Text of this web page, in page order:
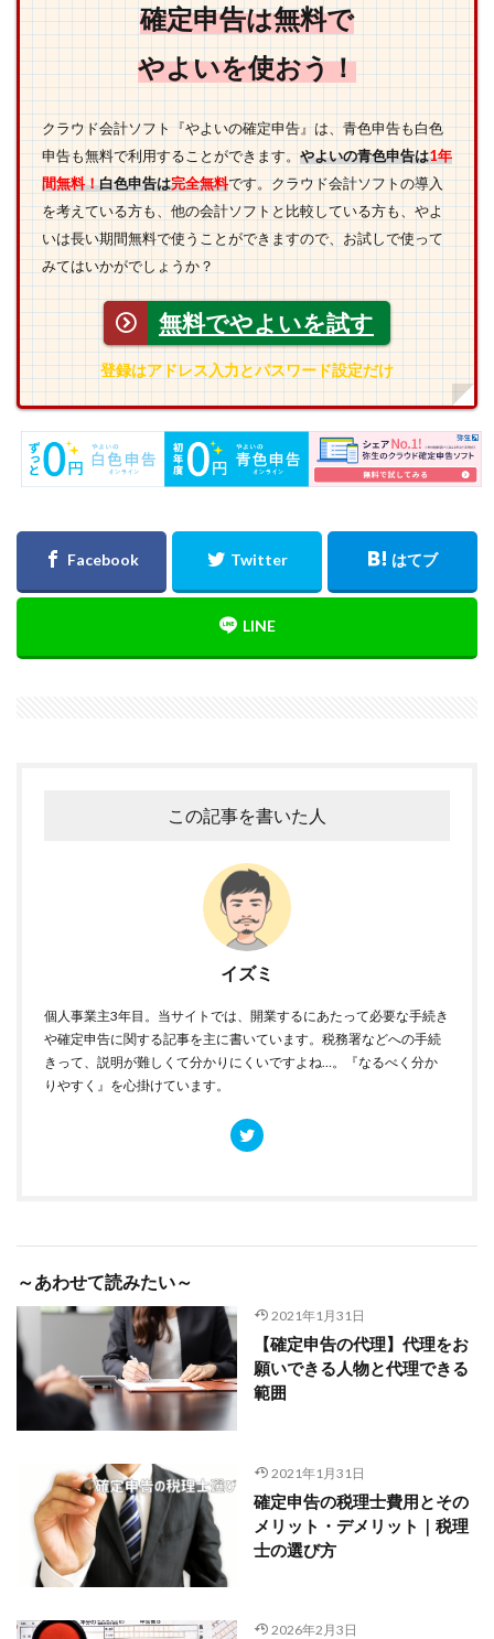
確定申告は無料で
やよいを使おう！
クラウド会計ソフト『やよいの確定申告』は、青色申告も白色
申告も無料で利用することができます。やよいの青色申告は1年
間無料！白色申告は完全無料です。クラウド会計ソフトの導入
を考えている方も、他の会計ソフトと比較している方も、やよ
いは長い期間無料で使うことができますので、お試しで使って
みてはいかがでしょうか？
無料でやよいを試す
登録はアドレス入力とパスワード設定だけ
この記事を書いた人
イズミ
個人事業主3年目。当サイトでは、開業するにあたって必要な手続き
や確定申告に関する記事を主に書いています。税務署などへの手続
きって、説明が難しくて分かりにくいですよね…。『なるべく分か
りやすく』を心掛けています。
～あわせて読みたい～
2021年1月31日
【確定申告の代理】代理をお
願いできる人物と代理できる
範囲
2021年1月31日
確定申告の税理士費用とその
メリット・デメリット｜税理
士の選び方
2026年2月3日